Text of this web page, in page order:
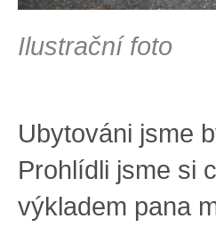
Ilustrační foto
Ubytováni jsme
Prohlídli jsme si
výkladem pana